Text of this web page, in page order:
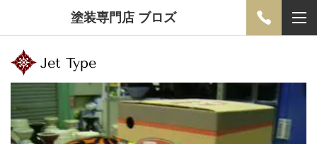
塗装専門店 ブロズ
Jet Type